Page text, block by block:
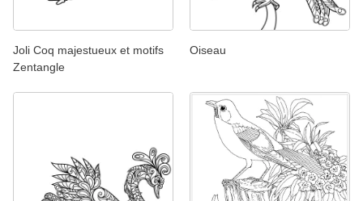
Joli Coq majestueux et motifs
Zentangle
Oiseau